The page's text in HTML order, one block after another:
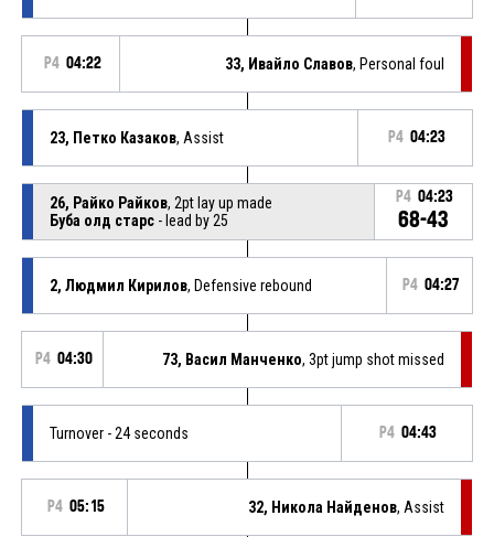
P4 04:22 33, Ивайло Славов, Personal foul
23, Петко Казаков, Assist P4 04:23
26, Райко Райков, 2pt lay up made
Буба олд старс- lead by 25
P4 04:23
68-43
2, Людмил Кирилов, Defensive rebound P4 04:27
P4 04:30 73, Васил Манченко, 3pt jump shot missed
Turnover - 24 seconds P4 04:43
P4 05:15 32, Никола Найденов, Assist